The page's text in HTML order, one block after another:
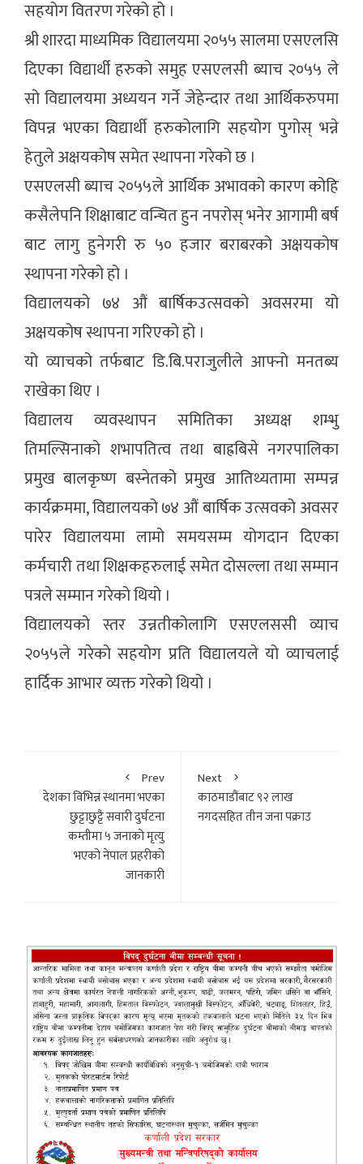
सहयोग वितरण गरेको हो ।
श्री शारदा माध्यमिक विद्यालयमा २०५५ सालमा एसएलसि
दिएका विद्यार्थी हरुको समुह एसएलसी ब्याच २०५५ ले
सो विद्यालयमा अध्ययन गर्ने जेहेन्दार तथा आर्थिकरुपमा
विपन्न भएका विद्यार्थी हरुकोलागि सहयोग पुगोस् भन्ने
हेतुले अक्षयकोष समेत स्थापना गरेको छ ।
एसएलसी ब्याच २०५५ले आर्थिक अभावको कारण कोहि
कसैलेपनि शिक्षाबाट वन्चित हुन नपरोस् भनेर आगामी बर्ष
बाट लागु हुनेगरी रु ५० हजार बराबरको अक्षयकोष
स्थापना गरेको हो ।
विद्यालयको ७४ औं बार्षिकउत्सवको अवसरमा यो
अक्षयकोष स्थापना गरिएको हो ।
यो व्याचको तर्फबाट डि.बि.पराजुलीले आफ्नो मनतब्य
राखेका थिए ।
विद्यालय व्यवस्थापन समितिका अध्यक्ष शम्भु
तिमल्सिनाको शभापतित्व तथा बाह्रबिसे नगरपालिका
प्रमुख बालकृष्ण बस्नेतको प्रमुख आतिथ्यतामा सम्पन्न
कार्यक्रममा, विद्यालयको ७४ औं बार्षिक उत्सवको अवसर
पारेर विद्यालयमा लामो समयसम्म योगदान दिएका
कर्मचारी तथा शिक्षकहरुलाई समेत दोसल्ला तथा सम्मान
पत्रले सम्मान गरेको थियो ।
विद्यालयको स्तर उन्नतीकोलागि एसएलससी व्याच
२०५५ले गरेको सहयोग प्रति विद्यालयले यो व्याचलाई
हार्दिक आभार व्यक्त गरेको थियो ।
Prev
देशका विभिन्न स्थानमा भएका
छुट्टाछुट्टै सवारी दुर्घटना
कम्तीमा ५ जनाको मृत्यु
भएको नेपाल प्रहरीको
जानकारी
Next
काठमाडौंबाट ९२ लाख
नगदसहित तीन जना पक्राउ